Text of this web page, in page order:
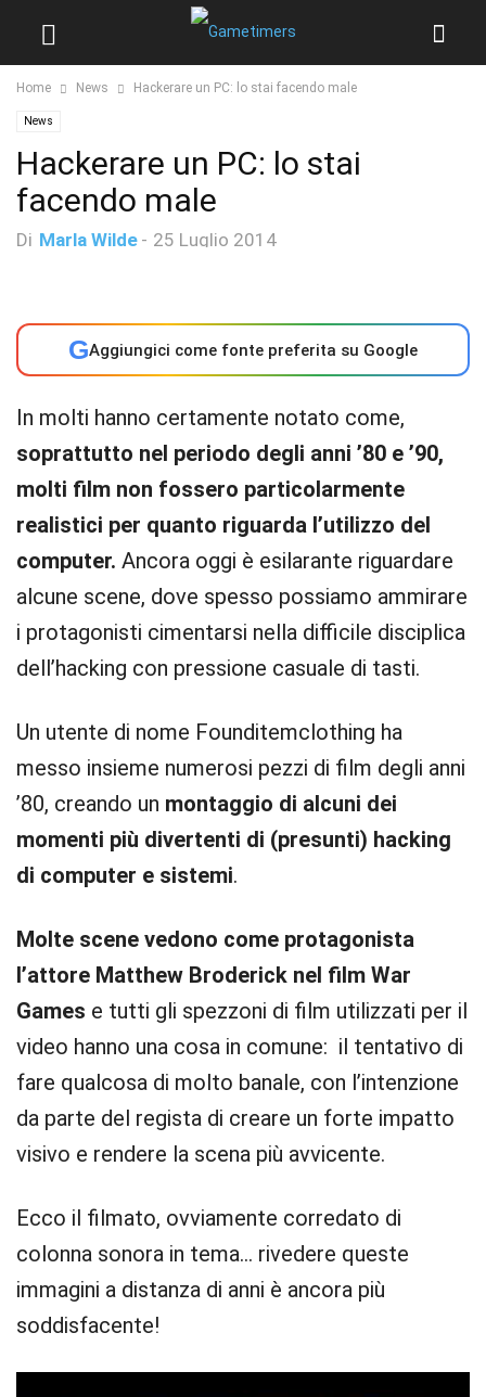
Home News Hackerare un PC: lo stai facendo male
News
Hackerare un PC: lo stai
facendo male
Di Marla Wilde - 25 Luglio 2014
GAggiungici come fonte preferita su Google
In molti hanno certamente notato come,
soprattutto nel periodo degli anni ’80 e ’90,
molti film non fossero particolarmente
realistici per quanto riguarda l’utilizzo del
computer. Ancora oggi è esilarante riguardare
alcune scene, dove spesso possiamo ammirare
i protagonisti cimentarsi nella difficile disciplica
dell’hacking con pressione casuale di tasti.
Un utente di nome Founditemclothing ha
messo insieme numerosi pezzi di film degli anni
’80, creando un montaggio di alcuni dei
momenti più divertenti di (presunti) hacking
di computer e sistemi.
Molte scene vedono come protagonista
l’attore Matthew Broderick nel film War
Games e tutti gli spezzoni di film utilizzati per il
video hanno una cosa in comune: il tentativo di
fare qualcosa di molto banale, con l’intenzione
da parte del regista di creare un forte impatto
visivo e rendere la scena più avvicente.
Ecco il filmato, ovviamente corredato di
colonna sonora in tema… rivedere queste
immagini a distanza di anni è ancora più
soddisfacente!